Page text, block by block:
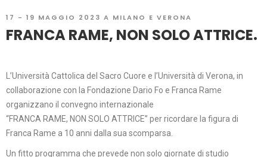
17 - 19 MAGGIO 2023 A MILANO E VERONA
FRANCA RAME, NON SOLO ATTRICE.
L’Università Cattolica del Sacro Cuore e l’Università di Verona, in
collaborazione con la Fondazione Dario Fo e Franca Rame
organizzano il convegno internazionale
“FRANCA RAME, NON SOLO ATTRICE” per ricordare la figura di
Franca Rame a 10 anni dalla sua scomparsa.
Un fitto programma che prevede non solo giornate di studio